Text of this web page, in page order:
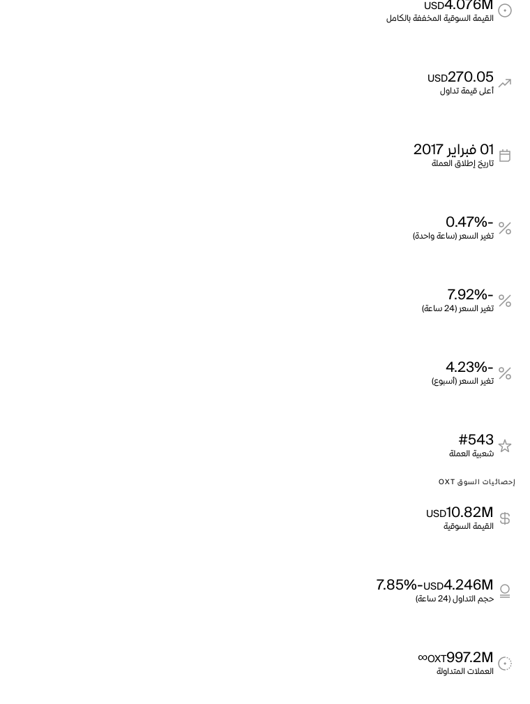
4.076M
USD
القيمة السوقية المخففة بالكامل
270.05
USD
أعلى قيمة تداول
01 فبراير 2017
تاريخ إطلاق العملة
-0.47%
تغير السعر (ساعة واحدة)
-7.92%
تغير السعر (24 ساعة)
-4.23%
تغير السعر (أسبوع)
#543
شعبية العملة
إحصائيات السوق OXT
10.82M
USD
القيمة السوقية
4.246M
USD
-7.85%
حجم التداول (24 ساعة)
997.2M
OXT
∞
العملات المتداولة